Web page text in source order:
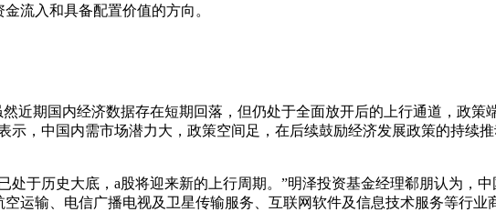
流入和具备配置价值的方向。
近期国内经济数据存在短期回落，但仍处于全面放开后的上行通道，政策
，中国内需市场潜力大，政策空间足，在后续鼓励经济发展政策的持续
于历史大底，a股将迎来新的上行周期。”明泽投资基金经理郗朋认为，
运输、电信广播电视及卫星传输服务、互联网软件及信息技术服务等行业